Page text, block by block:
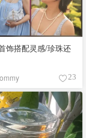
饰搭配灵感/珍珠还
23